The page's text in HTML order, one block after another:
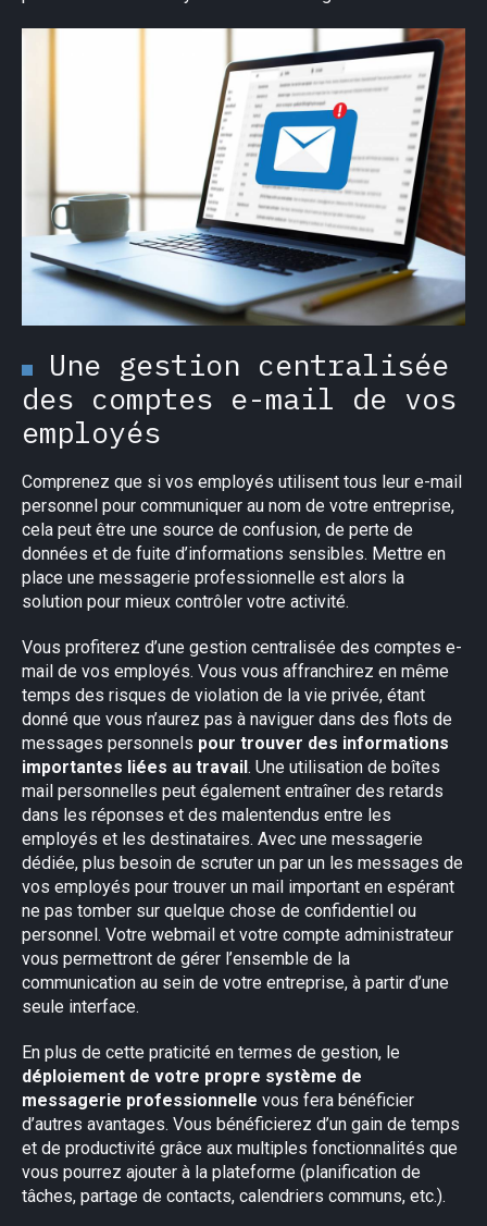
Une gestion centralisée
des comptes e-mail de vos
employés
Comprenez que si vos employés utilisent tous leur e-mail
personnel pour communiquer au nom de votre entreprise,
cela peut être une source de confusion, de perte de
données et de fuite d’informations sensibles. Mettre en
place une messagerie professionnelle est alors la
solution pour mieux contrôler votre activité.
Vous profiterez d’une gestion centralisée des comptes e-
mail de vos employés. Vous vous affranchirez en même
temps des risques de violation de la vie privée, étant
donné que vous n’aurez pas à naviguer dans des flots de
messages personnels pour trouver des informations
importantes liées au travail. Une utilisation de boîtes
mail personnelles peut également entraîner des retards
dans les réponses et des malentendus entre les
employés et les destinataires. Avec une messagerie
dédiée, plus besoin de scruter un par un les messages de
vos employés pour trouver un mail important en espérant
ne pas tomber sur quelque chose de confidentiel ou
personnel. Votre webmail et votre compte administrateur
vous permettront de gérer l’ensemble de la
communication au sein de votre entreprise, à partir d’une
seule interface.
En plus de cette praticité en termes de gestion, le
déploiement de votre propre système de
messagerie professionnelle vous fera bénéficier
d’autres avantages. Vous bénéficierez d’un gain de temps
et de productivité grâce aux multiples fonctionnalités que
vous pourrez ajouter à la plateforme (planification de
tâches, partage de contacts, calendriers communs, etc.).
×